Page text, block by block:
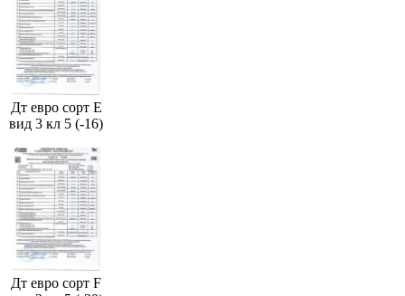
Дт евро сорт Е
вид 3 кл 5 (-16)
Дт евро сорт F